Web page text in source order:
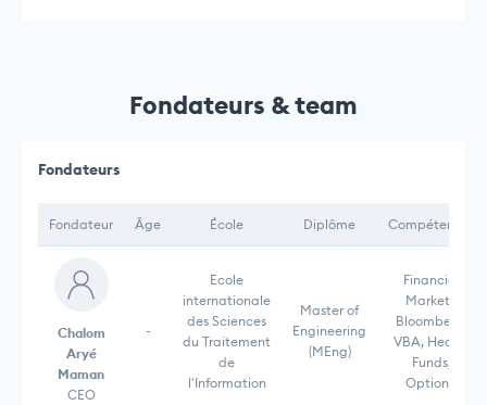
Fondateurs & team
Fondateurs
Fondateur Âge École Diplôme Compétences
Chalom
Aryé
Maman
CEO
-
Ecole
internationale
des Sciences
du Traitement
de
l'Information
Master of
Engineering
(MEng)
Financial
Markets,
Bloomberg,
VBA, Hedge
Funds,
Options,